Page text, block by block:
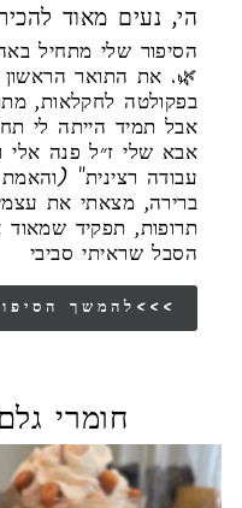
! הי, נעים מאוד
🌿. את התואר הראשון
בפקולטה לחקלאות,
אבל תמיד הייתה לי
אבא שלי ז״ל פנה אלי
עבודה רצינית"
ברירה, מצאתי את
תרופות, תפקיד
הסבל שראיתי סביבי
להמשך הסיפור שלי<<<
חומרי